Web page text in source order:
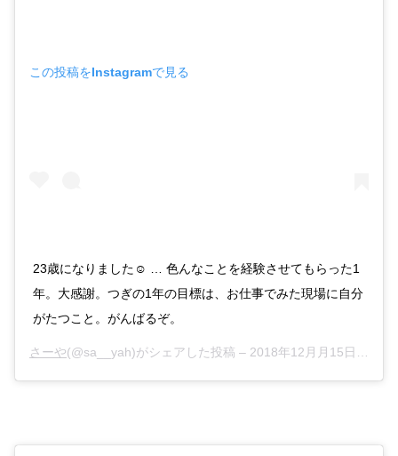
この投稿をInstagramで見る
23歳になりました☺︎ … 色んなことを経験させてもらった1
年。大感謝。つぎの1年の目標は、お仕事でみた現場に自分
がたつこと。がんばるぞ。
さーや(@sa__yah)がシェアした投稿 – 2018年12月月15日午前3時33分PST